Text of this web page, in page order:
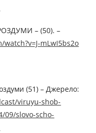
– (50). –
mLwI5bs2o
(51) – Джерелo:
viruyu-shob-
09/slovo-scho-